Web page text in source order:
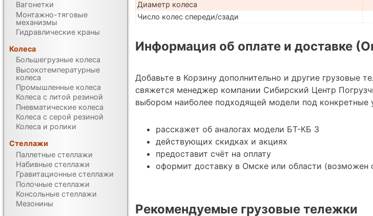
Диаметр колеса
Число колес спереди/сзади
Информация об оплате и доставке
Добавьте в Корзину дополнительно и другие грузовые
свяжется менеджер компании Сибирский Центр
выбором наиболее подходящей модели под конкретные
расскажет об аналогах модели БТ-КБ 3
действующих скидках и акциях
предоставит счёт на оплату
оформит доставку в Омске или области (возможен
Рекомендуемые грузовые тележки
Вагонетки
Монтажно-тяговые
механизмы
Гидравлические краны
Колеса
Большегрузные колеса
Высокотемпературные
колеса
Промышленные колеса
Колеса с литой резиной
Пневматические колеса
Колеса с серой резиной
Колеса и ролики
Стеллажи
Паллетные стеллажи
Набивные стеллажи
Гравитационные стеллажи
Полочные стеллажи
Консольные стеллажи
Мезонины